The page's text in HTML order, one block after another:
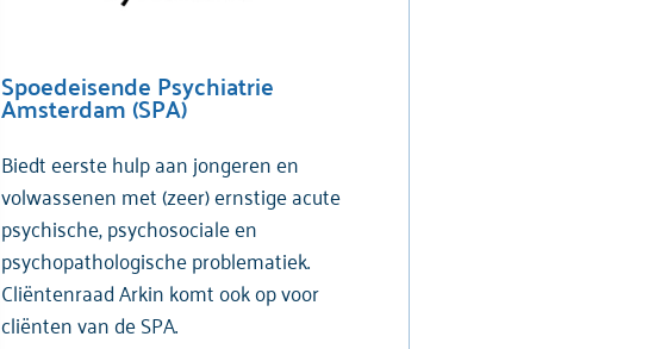
Spoedeisende Psychiatrie
Amsterdam (SPA)
Biedt eerste hulp aan jongeren en
volwassenen met (zeer) ernstige acute
psychische, psychosociale en
psychopathologische problematiek.
Cliëntenraad Arkin komt ook op voor
cliënten van de SPA.